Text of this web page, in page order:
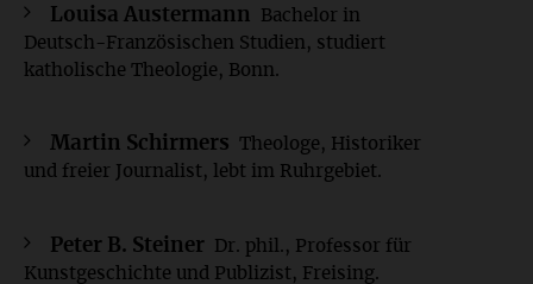
Louisa Austermann
Bachelor in
Deutsch-Französischen Studien, studiert
katholische Theologie, Bonn.
Martin Schirmers Theologe, Historiker
und freier Journalist, lebt im Ruhrgebiet.
Peter B. Steiner
Dr. phil., Professor für
Kunstgeschichte und Publizist, Freising.